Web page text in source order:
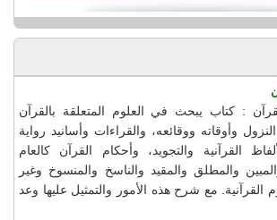
: كتاب يبحث في العلوم المتعلقة بالقرآن
وأوقاته ووقائعه، والقراءات وأسانيد رواية
القرآنية والتجويد، وأحكام القرآن كالعام
والمطلق والمقيد والناسخ والمنسوخ وغير
القرآنية. مع شرح هذه الأمور والتمثيل عليها وعد